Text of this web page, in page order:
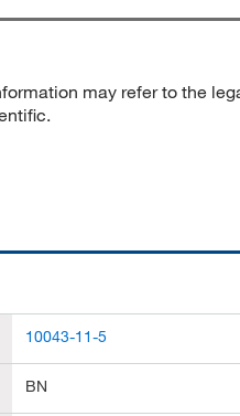
may refer to the
10043-11-5
BN